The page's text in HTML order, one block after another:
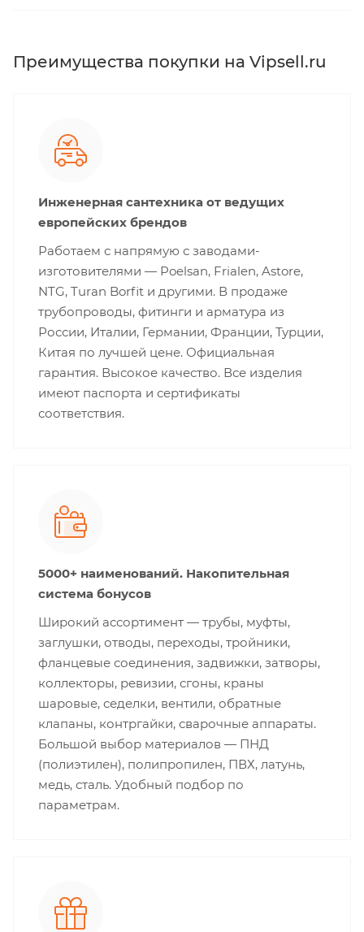
Преимущества покупки на Vipsell.ru
Инженерная сантехника от ведущих
европейских брендов
Работаем с напрямую с заводами-
изготовителями — Poelsan, Frialen, Astore,
NTG, Turan Borfit и другими. В продаже
трубопроводы, фитинги и арматура из
России, Италии, Германии, Франции, Турции,
Китая по лучшей цене. Официальная
гарантия. Высокое качество. Все изделия
имеют паспорта и сертификаты
соответствия.
5000+ наименований. Накопительная
система бонусов
Широкий ассортимент — трубы, муфты,
заглушки, отводы, переходы, тройники,
фланцевые соединения, задвижки, затворы,
коллекторы, ревизии, сгоны, краны
шаровые, седелки, вентили, обратные
клапаны, контргайки, сварочные аппараты.
Большой выбор материалов — ПНД
(полиэтилен), полипропилен, ПВХ, латунь,
медь, сталь. Удобный подбор по
параметрам.